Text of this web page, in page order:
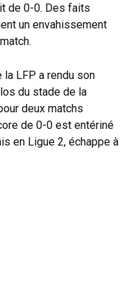
de 0-0. Des faits
un envahissement
LFP a rendu son
du stade de la
deux matchs
de 0-0 est entériné
en Ligue 2, échappe à